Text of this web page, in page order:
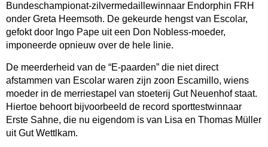
Bundeschampionat-zilvermedaillewinnaar Endorphin FRH
onder Greta Heemsoth. De gekeurde hengst van Escolar,
gefokt door Ingo Pape uit een Don Nobless-moeder,
imponeerde opnieuw over de hele linie.
De meerderheid van de “E-paarden” die niet direct
afstammen van Escolar waren zijn zoon Escamillo, wiens
moeder in de merriestapel van stoeterij Gut Neuenhof staat.
Hiertoe behoort bijvoorbeeld de record sporttestwinnaar
Erste Sahne, die nu eigendom is van Lisa en Thomas Müller
uit Gut Wettlkam.